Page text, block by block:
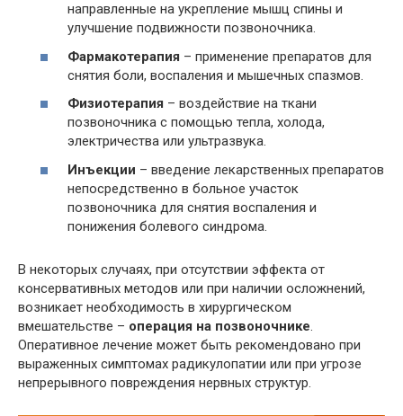
направленные на укрепление мышц спины и
улучшение подвижности позвоночника.
Фармакотерапия – применение препаратов для
снятия боли, воспаления и мышечных спазмов.
Физиотерапия – воздействие на ткани
позвоночника с помощью тепла, холода,
электричества или ультразвука.
Инъекции – введение лекарственных препаратов
непосредственно в больное участок
позвоночника для снятия воспаления и
понижения болевого синдрома.
В некоторых случаях, при отсутствии эффекта от
консервативных методов или при наличии осложнений,
возникает необходимость в хирургическом
вмешательстве – операция на позвоночнике.
Оперативное лечение может быть рекомендовано при
выраженных симптомах радикулопатии или при угрозе
непрерывного повреждения нервных структур.